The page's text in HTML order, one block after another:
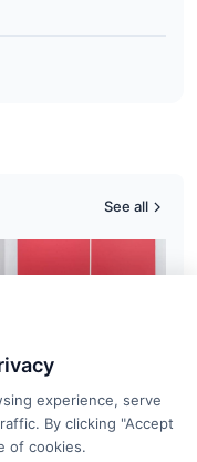
See all
experience, serve
By clicking "Accept
of cookies.